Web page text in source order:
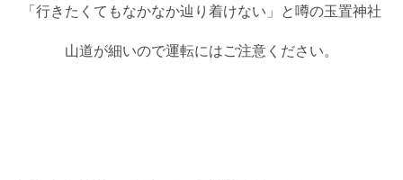
「行きたくてもなかなか辿り着けない」と噂の玉置神社
山道が細いので運転にはご注意ください。